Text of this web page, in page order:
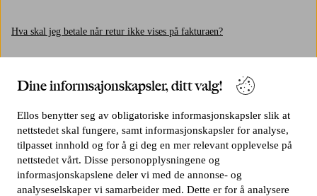
Dine informsajonskapsler, ditt valg!
Ellos benytter seg av obligatoriske informasjonskapsler slik at
nettstedet skal fungere, samt informasjonskapsler for analyse,
tilpasset innhold og for å gi deg en mer relevant opplevelse på
nettstedet vårt. Disse personopplysningene og
informasjonskapslene deler vi med de annonse- og
analyseselskaper vi samarbeider med. Dette er for å analysere
Hva skal jeg betale når retur ikke vises på fakturaen?
Hva betyr angrerett og returrett?
Hva gjør jeg om jeg savner returseddel eller returetikett?